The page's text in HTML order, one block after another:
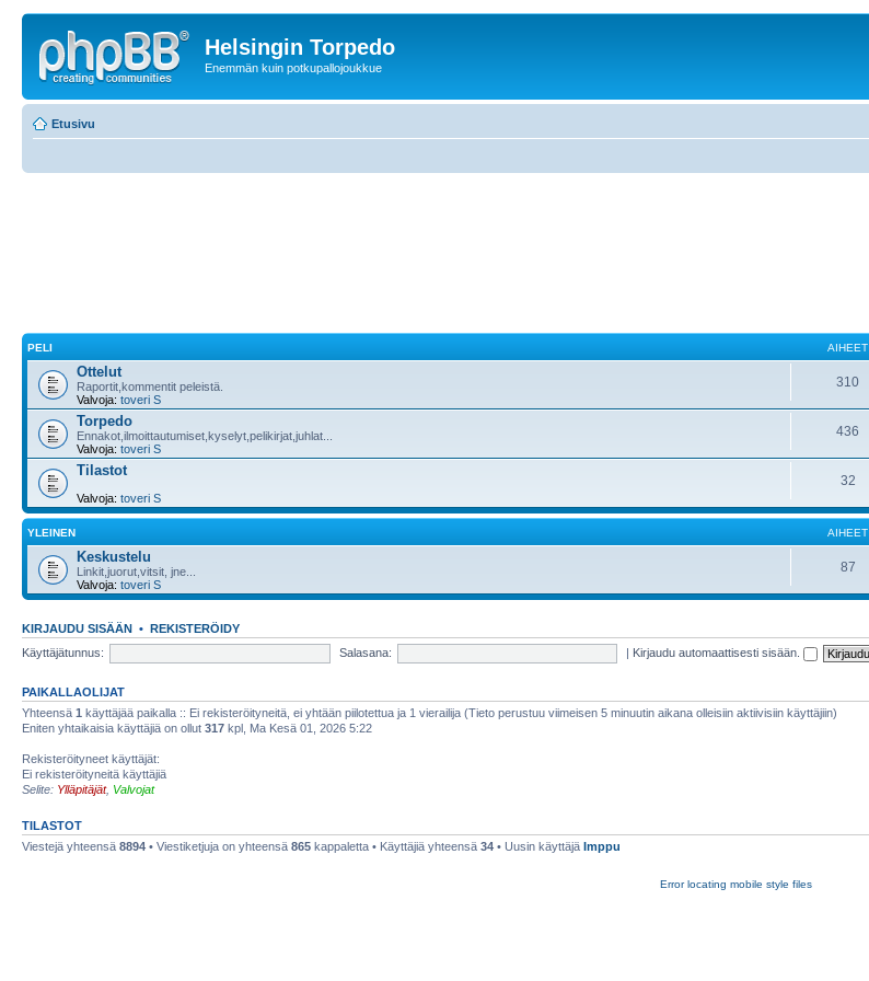
Helsingin Torpedo
Enemmän kuin potkupallojoukkue
Etusivu
PELI AIHEET
Ottelut
Raportit,kommentit peleistä.
Valvoja: toveri S
310
Torpedo
Ennakot,ilmoittautumiset,kyselyt,pelikirjat,juhlat...
Valvoja: toveri S
436
Tilastot
Valvoja: toveri S
32
YLEINEN AIHEET
Keskustelu
Linkit,juorut,vitsit, jne...
Valvoja: toveri S
87
KIRJAUDU SISÄÄN • REKISTERÖIDY
Käyttäjätunnus:
Salasana: | Kirjaudu automaattisesti sisään.
PAIKALLAOLIJAT
Yhteensä 1 käyttäjää paikalla :: Ei rekisteröityneitä, ei yhtään piilotettua ja 1 vierailija (Tieto perustuu viimeisen 5 minuutin aikana olleisiin aktiivisiin käyttäjiin)
Eniten yhtaikaisia käyttäjiä on ollut 317 kpl, Ma Kesä 01, 2026 5:22
Rekisteröityneet käyttäjät:
Ei rekisteröityneitä käyttäjiä
Selite: Ylläpitäjät, Valvojat
TILASTOT
Viestejä yhteensä 8894 • Viestiketjuja on yhteensä 865 kappaletta • Käyttäjiä yhteensä 34 • Uusin käyttäjä Imppu
Error locating mobile style files